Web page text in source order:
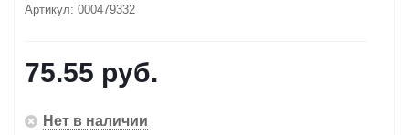
Артикул: 000479332
75.55 руб.
Нет в наличии